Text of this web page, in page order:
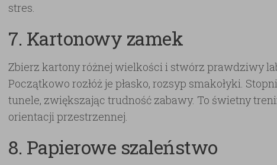
stres.
7. Kartonowy zamek
Zbierz kartony różnej wielkości i stwórz prawdziwy
Początkowo rozłóż je płasko, rozsyp smakołyki.
tunele, zwiększając trudność zabawy. To świetny
orientacji przestrzennej.
8. Papierowe szaleństwo